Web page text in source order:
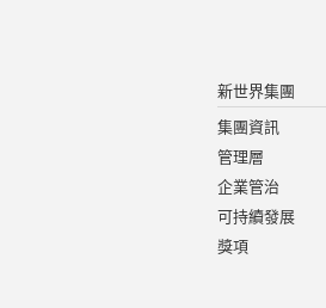
新世界集團
集團資訊
管理層
企業管治
可持續發展
獎項